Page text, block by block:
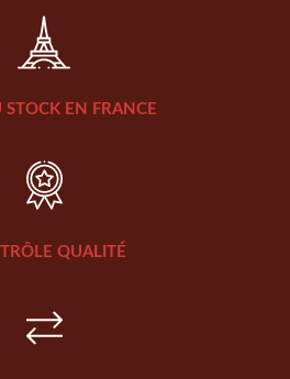
STOCK EN FRANCE
QUALITÉ